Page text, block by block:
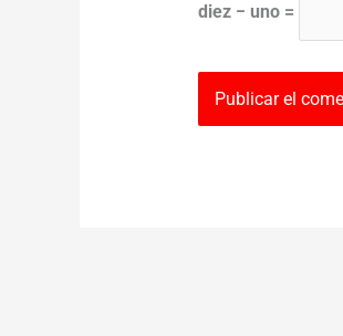
diez − uno =